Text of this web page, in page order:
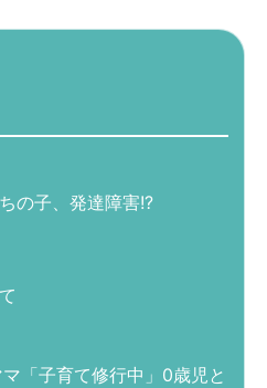
の子、発達障害!?
「子育て修行中」0歳児と